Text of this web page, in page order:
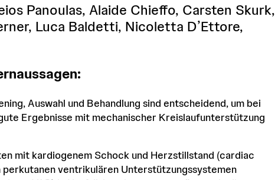
Panoulas, Alaide Chieffo, Carsten Skurk,
Luca Baldetti, Nicoletta D’Ettore,
Auswahl und Behandlung sind entscheidend, um bei
Ergebnisse mit mechanischer Kreislaufunterstützung
mit kardiogenem Schock und Herzstillstand (cardiac
ventrikulären Unterstützungssystemen